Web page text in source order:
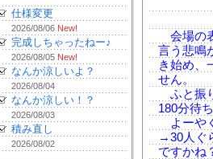
仕様変更
2026/08/06 New!
完成しちゃったねー♪
2026/08/05 New!
なんか涼しいよ？
2026/08/04
なんか涼しい！？
2026/08/03
積み直し
2026/08/02
会場の
言う悲鳴
き始め、
せん。
ふと振
180分待
よーや
→30人ぐ
ですかね